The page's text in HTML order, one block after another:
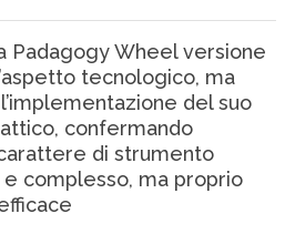
Padagogy Wheel versione
tecnologico, ma
del suo
confermando
di strumento
complesso, ma proprio